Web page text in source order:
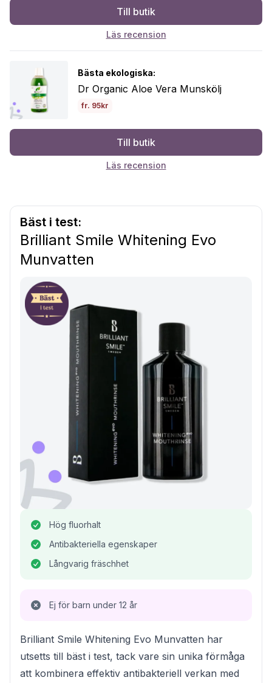
Till butik
Läs recension
Bästa ekologiska:
Dr Organic Aloe Vera Munskölj
fr. 95kr
Till butik
Läs recension
Bäst i test:
Brilliant Smile Whitening Evo
Munvatten
Hög fluorhalt
Antibakteriella egenskaper
Långvarig fräschhet
Ej för barn under 12 år
Brilliant Smile Whitening Evo Munvatten har
utsetts till bäst i test, tack vare sin unika förmåga
att kombinera effektiv antibakteriell verkan med